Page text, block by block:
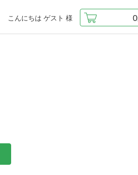
こんにちは ゲスト 様 0